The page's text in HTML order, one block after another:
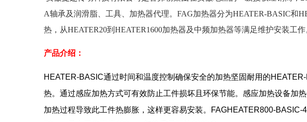
A轴承及润滑脂、工具、加热器代理。 FAG加热器分为HEATER-BASIC和
热，从HEATER20到HEATER1600加热器及中频加热器等满足维护安装工作
产品介绍：
HEATER-BASIC通过时间和温度控制确保安全的加热坚固耐用的
热。通过感应加热方式可有效防止工件损坏且环保节能。感应加热设备加
加热过程导致此工件热膨胀，这样更容易安装。FAGHEATER800-BASIC-